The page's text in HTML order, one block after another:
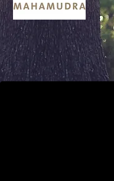
DSC_0411
Beschreiben Sie Ihr Bild.